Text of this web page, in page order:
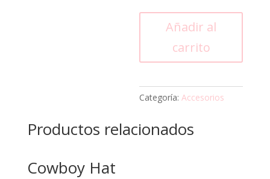
Añadir al
carrito
Categoría:Accesorios
Productos relacionados
Cowboy Hat